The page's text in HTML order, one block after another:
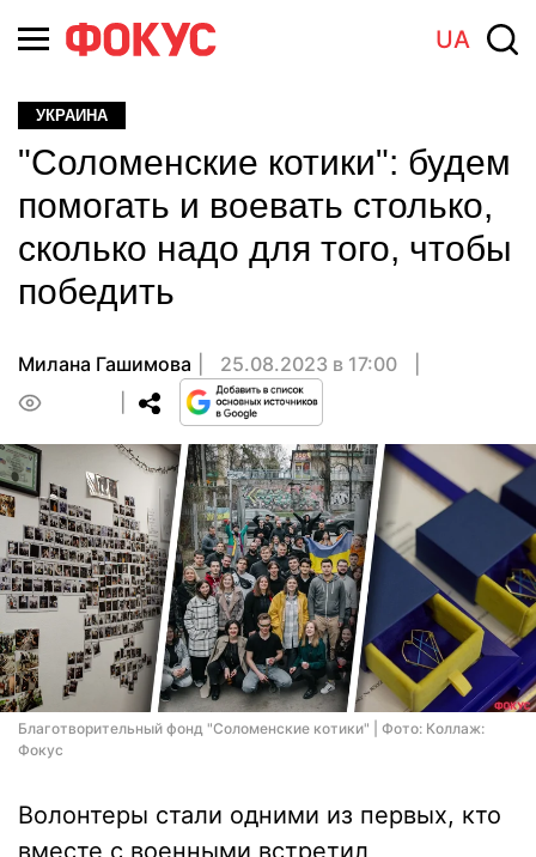
UA
УКРАИНА
"Соломенские котики": будем
помогать и воевать столько,
сколько надо для того, чтобы
победить
Милана Гашимова
25.08.2023 в 17:00
Благотворительный фонд "Соломенские котики" | Фото: Коллаж:
Фокус
Волонтеры стали одними из первых, кто
вместе с военными встретил